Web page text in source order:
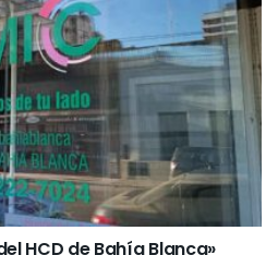
HCD de Bahía Blanca»